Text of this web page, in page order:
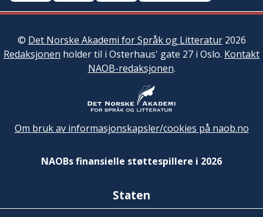
© Det Norske Akademi for Språk og Litteratur2026
Redaksjonen holder til i Osterhaus' gate 27 i Oslo. Kontakt
NAOB-redaksjonen.
Om bruk av informasjonskapsler/cookies på naob.no
NAOBs finansielle støttespillere i 2026
Staten